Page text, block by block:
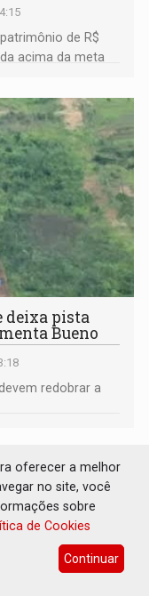
de R$
acima da meta
deixa pista
Bueno
redobrar a
oferecer a melhor
no site, você
sobre
de Cookies
Continuar